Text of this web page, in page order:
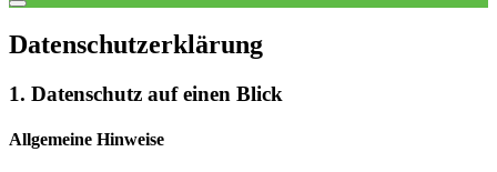
Datenschutz­erklärung
1. Datenschutz auf einen Blick
Allgemeine Hinweise